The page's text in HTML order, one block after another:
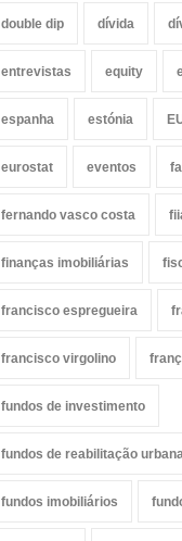
double dip dívida
entrevistas equity
espanha estónia
eurostat eventos
fernando vasco costa
finanças imobiliárias
francisco espregueira
francisco virgolino
fundos de investimento
fundos de reabilitação
fundos imobiliários